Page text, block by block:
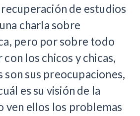
recuperación de estudios
charla sobre
pero por sobre todo
los chicos y chicas,
son sus preocupaciones,
es su visión de la
ven ellos los problemas